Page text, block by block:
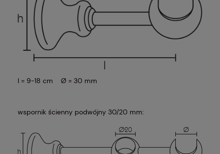
l = 9-18 cm Ø = 30 mm
wspornik ścienny podwójny 30/20 mm: